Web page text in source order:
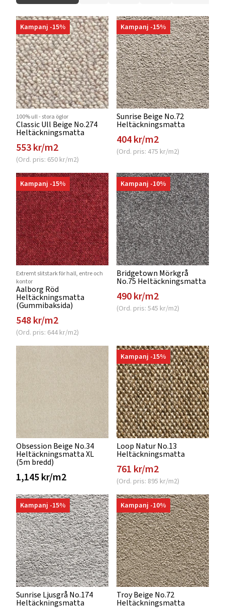
Kampanj -15%
100% ull - stora öglor
Classic Ull Beige No.274
Heltäckningsmatta
553 kr/m2
(Ord. pris: 650 kr/m2)
Kampanj -15%
Sunrise Beige No.72
Heltäckningsmatta
404 kr/m2
(Ord. pris: 475 kr/m2)
Kampanj -15%
Extremt slitstark för hall, entre och
kontor
Aalborg Röd
Heltäckningsmatta
(Gummibaksida)
548 kr/m2
(Ord. pris: 644 kr/m2)
Kampanj -10%
Bridgetown Mörkgrå
No.75 Heltäckningsmatta
490 kr/m2
(Ord. pris: 545 kr/m2)
Obsession Beige No.34
Heltäckningsmatta XL
(5m bredd)
1,145 kr/m2
Kampanj -15%
Loop Natur No.13
Heltäckningsmatta
761 kr/m2
(Ord. pris: 895 kr/m2)
Kampanj -15%
Sunrise Ljusgrå No.174
Heltäckningsmatta
Kampanj -10%
Troy Beige No.72
Heltäckningsmatta